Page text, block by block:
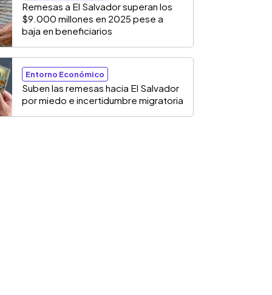
Remesas a El Salvador superan los
$9.000 millones en 2025 pese a
baja en beneficiarios
Entorno Económico
Suben las remesas hacia El Salvador
por miedo e incertidumbre migratoria